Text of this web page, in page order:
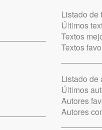
Listado de
Últimos
Textos
Textos
Listado de
Últimos
Autores
Autores